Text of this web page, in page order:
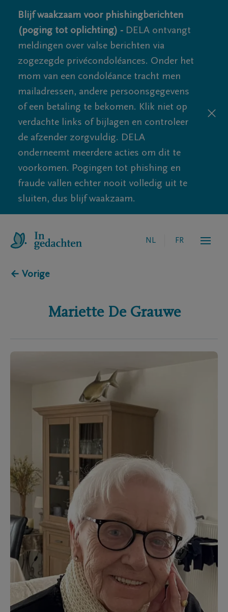
Blijf waakzaam voor phishingberichten
(poging tot oplichting) - DELA ontvangt
meldingen over valse berichten via
zogezegde privécondoléances. Onder het
mom van een condoléance tracht men
mailadressen, andere persoonsgegevens
of een betaling te bekomen. Klik niet op
verdachte links of bijlagen en controleer
de afzender zorgvuldig. DELA
onderneemt meerdere acties om dit te
voorkomen. Pogingen tot phishing en
fraude vallen echter nooit volledig uit te
sluiten, dus blijf waakzaam.
NL FR
← Vorige
Mariette De Grauwe